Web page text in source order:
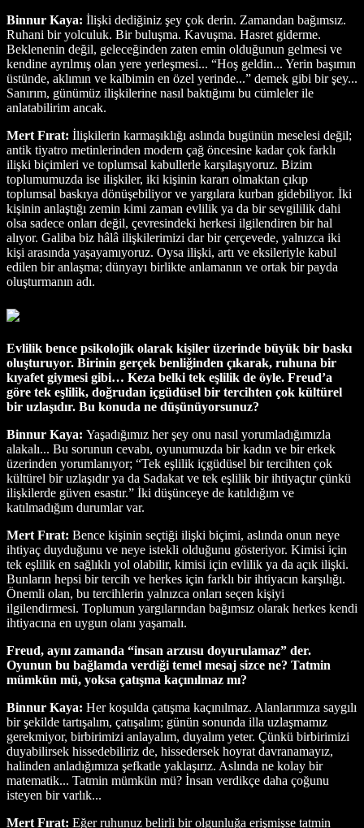
Binnur Kaya: İlişki dediğiniz şey çok derin. Zamandan bağımsız.
Ruhani bir yolculuk. Bir buluşma. Kavuşma. Hasret giderme.
Beklenenin değil, geleceğinden zaten emin olduğunun gelmesi ve
kendine ayrılmış olan yere yerleşmesi... “Hoş geldin... Yerin başımın
üstünde, aklımın ve kalbimin en özel yerinde...” demek gibi bir şey...
Sanırım, günümüz ilişkilerine nasıl baktığımı bu cümleler ile
anlatabilirim ancak.
Mert Fırat: İlişkilerin karmaşıklığı aslında bugünün meselesi değil;
antik tiyatro metinlerinden modern çağ öncesine kadar çok farklı
ilişki biçimleri ve toplumsal kabullerle karşılaşıyoruz. Bizim
toplumumuzda ise ilişkiler, iki kişinin kararı olmaktan çıkıp
toplumsal baskıya dönüşebiliyor ve yargılara kurban gidebiliyor. İki
kişinin anlaştığı zemin kimi zaman evlilik ya da bir sevgililik dahi
olsa sadece onları değil, çevresindeki herkesi ilgilendiren bir hal
alıyor. Galiba biz hâlâ ilişkilerimizi dar bir çerçevede, yalnızca iki
kişi arasında yaşayamıyoruz. Oysa ilişki, artı ve eksileriyle kabul
edilen bir anlaşma; dünyayı birlikte anlamanın ve ortak bir payda
oluşturmanın adı.
Evlilik bence psikolojik olarak kişiler üzerinde büyük bir baskı
oluşturuyor. Birinin gerçek benliğinden çıkarak, ruhuna bir
kıyafet giymesi gibi… Keza belki tek eşlilik de öyle. Freud’a
göre tek eşlilik, doğrudan içgüdüsel bir tercihten çok kültürel
bir uzlaşıdır. Bu konuda ne düşünüyorsunuz?
Binnur Kaya: Yaşadığımız her şey onu nasıl yorumladığımızla
alakalı... Bu sorunun cevabı, oyunumuzda bir kadın ve bir erkek
üzerinden yorumlanıyor; “Tek eşlilik içgüdüsel bir tercihten çok
kültürel bir uzlaşıdır ya da Sadakat ve tek eşlilik bir ihtiyaçtır çünkü
ilişkilerde güven esastır.” İki düşünceye de katıldığım ve
katılmadığım durumlar var.
Mert Fırat: Bence kişinin seçtiği ilişki biçimi, aslında onun neye
ihtiyaç duyduğunu ve neye istekli olduğunu gösteriyor. Kimisi için
tek eşlilik en sağlıklı yol olabilir, kimisi için evlilik ya da açık ilişki.
Bunların hepsi bir tercih ve herkes için farklı bir ihtiyacın karşılığı.
Önemli olan, bu tercihlerin yalnızca onları seçen kişiyi
ilgilendirmesi. Toplumun yargılarından bağımsız olarak herkes kendi
ihtiyacına en uygun olanı yaşamalı.
Freud, aynı zamanda “insan arzusu doyurulamaz” der.
Oyunun bu bağlamda verdiği temel mesaj sizce ne? Tatmin
mümkün mü, yoksa çatışma kaçınılmaz mı?
Binnur Kaya: Her koşulda çatışma kaçınılmaz. Alanlarımıza saygılı
bir şekilde tartışalım, çatışalım; günün sonunda illa uzlaşmamız
gerekmiyor, birbirimizi anlayalım, duyalım yeter. Çünkü birbirimizi
duyabilirsek hissedebiliriz de, hissedersek hoyrat davranamayız,
halinden anladığımıza şefkatle yaklaşırız. Aslında ne kolay bir
matematik... Tatmin mümkün mü? İnsan verdikçe daha çoğunu
isteyen bir varlık...
Mert Fırat: Eğer ruhunuz belirli bir olgunluğa erişmişse tatmin